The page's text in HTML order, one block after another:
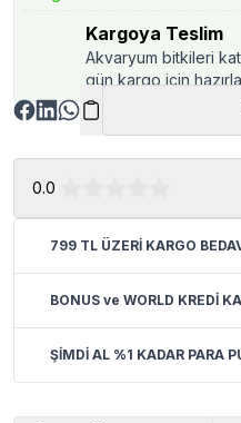
Kargoya Teslim
Akvaryum bitkileri
gün kargo için
0.0
799 TL ÜZERİ KARGO
BONUS ve WORLD KREDİ
ŞİMDİ AL %1 KADAR PARA